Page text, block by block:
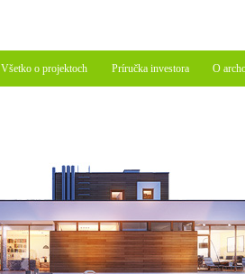
Všetko o projektoch Príručka investora O